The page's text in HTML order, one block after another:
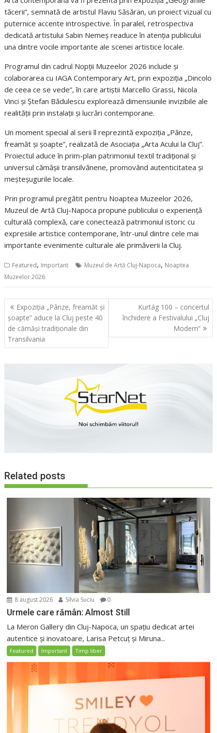
tăcerii”, semnată de artistul Flaviu Săsăran, un proiect vizual cu
puternice accente introspective. În paralel, retrospectiva
dedicată artistului Sabin Nemeș readuce în atenția publicului
una dintre vocile importante ale scenei artistice locale.
Programul din cadrul Nopții Muzeelor 2026 include și
colaborarea cu IAGA Contemporary Art, prin expoziția „Dincolo
de ceea ce se vede”, în care artiștii Marcello Grassi, Nicola
Vinci și Ștefan Bădulescu explorează dimensiunile invizibile ale
realității prin instalații și lucrări contemporane.
Un moment special al serii îl reprezintă expoziția „Pânze,
freamăt și șoapte”, realizată de Asociația „Arta Acului la Cluj”.
Proiectul aduce în prim-plan patrimoniul textil tradițional și
universul cămășii transilvănene, promovând autenticitatea și
meșteșugurile locale.
Prin programul pregătit pentru Noaptea Muzeelor 2026,
Muzeul de Artă Cluj-Napoca propune publicului o experiență
culturală complexă, care conectează patrimoniul istoric cu
expresiile artistice contemporane, într-unul dintre cele mai
importante evenimente culturale ale primăverii la Cluj.
Featured, Important Muzeul de Artă Cluj-Napoca, Noaptea
Muzeelor 2026
Navigare
în
articole
Expoziția „Pânze, freamăt și
șoapte” aduce la Cluj peste 40
de cămăși tradiționale din
Transilvania
Kurtág 100 – concertul
închidere a Festivalului „Cluj
Modern”
Related posts
8 august 2026 Silvia Suciu 0
Urmele care rămân: Almost Still
La Meron Gallery din Cluj-Napoca, un spațiu dedicat artei
autentice și inovatoare, Larisa Petcuț și Miruna...
Featured Important Timp liber